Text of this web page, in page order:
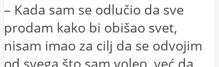
– Kada sam se odlučio da sve
prodam kako bi obišao svet,
nisam imao za cilj da se odvojim